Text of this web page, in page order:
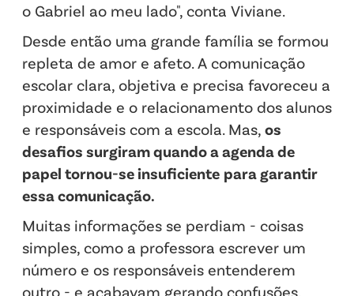
o Gabriel ao meu lado", conta Viviane.
Desde então uma grande família se formou
repleta de amor e afeto. A comunicação
escolar clara, objetiva e precisa favoreceu a
proximidade e o relacionamento dos alunos
e responsáveis com a escola. Mas, os
desafios surgiram quando a agenda de
papel tornou-se insuficiente para garantir
essa comunicação.
Muitas informações se perdiam - coisas
simples, como a professora escrever um
número e os responsáveis entenderem
outro - e acabavam gerando confusões,